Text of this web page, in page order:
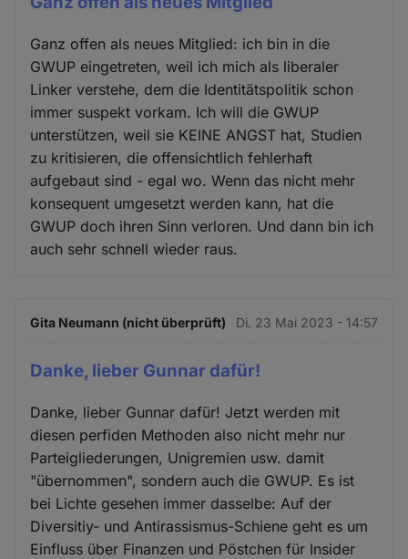
Ganz offen als neues Mitglied: ich bin in die
GWUP eingetreten, weil ich mich als liberaler
Linker verstehe, dem die Identitätspolitik schon
immer suspekt vorkam. Ich will die GWUP
unterstützen, weil sie KEINE ANGST hat, Studien
zu kritisieren, die offensichtlich fehlerhaft
aufgebaut sind - egal wo. Wenn das nicht mehr
konsequent umgesetzt werden kann, hat die
GWUP doch ihren Sinn verloren. Und dann bin ich
auch sehr schnell wieder raus.
Gita Neumann (nicht überprüft) Di. 23 Mai 2023 - 14:57
Danke, lieber Gunnar dafür!
Danke, lieber Gunnar dafür! Jetzt werden mit
diesen perfiden Methoden also nicht mehr nur
Parteigliederungen, Unigremien usw. damit
"übernommen", sondern auch die GWUP. Es ist
bei Lichte gesehen immer dasselbe: Auf der
Diversitiy- und Antirassismus-Schiene geht es um
Einfluss über Finanzen und Pöstchen für Insider